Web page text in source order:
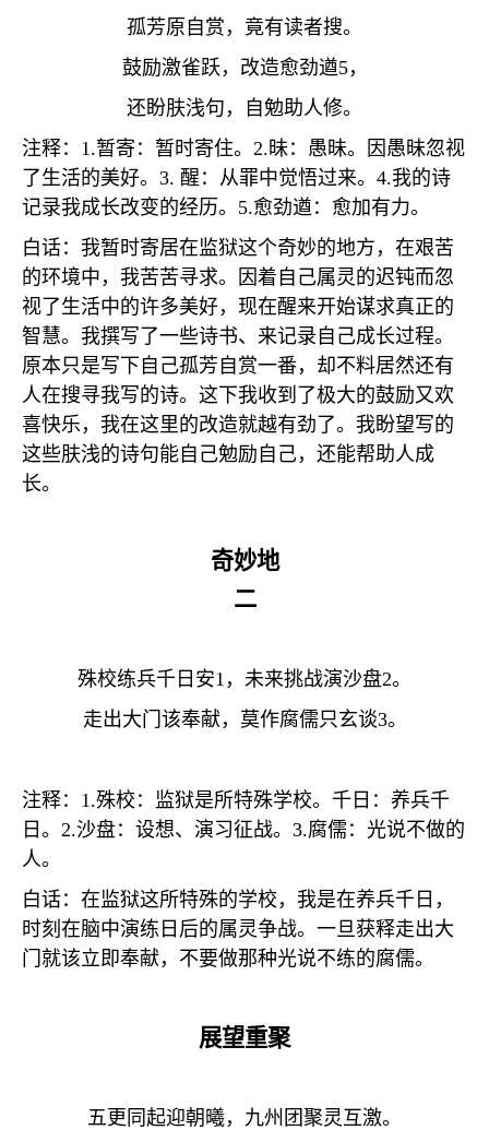
孤芳原自赏，竟有读者搜。
鼓励激雀跃，改造愈劲遒5，
还盼肤浅句，自勉助人修。
注释： 1.暂寄：暂时寄住。 2.昧：愚昧。因愚昧忽视
了生活的美好。 3. 醒：从罪中觉悟过来。 4.我的诗
记录我成长改变的经历。 5.愈劲遒：愈加有力。
白话：我暂时寄居在监狱这个奇妙的地方，在艰苦
的环境中，我苦苦寻求。因着自己属灵的迟钝而忽
视了生活中的许多美好，现在醒来开始谋求真正的
智慧。我撰写了一些诗书、来记录自己成长过程。
原本只是写下自己孤芳自赏一番，却不料居然还有
人在搜寻我写的诗。这下我收到了极大的鼓励又欢
喜快乐，我在这里的改造就越有劲了。我盼望写的
这些肤浅的诗句能自己勉励自己，还能帮助人成
长。
奇妙地
二
殊校练兵千日安1 ，未来挑战演沙盘2。
走出大门该奉献，莫作腐儒只玄谈3。
注释： 1.殊校：监狱是所特殊学校。千日：养兵千
日。 2.沙盘：设想、演习征战。 3.腐儒：光说不做的
人。
白话：在监狱这所特殊的学校，我是在养兵千日，
时刻在脑中演练日后的属灵争战。一旦获释走出大
门就该立即奉献，不要做那种光说不练的腐儒。
展望重聚
五更同起迎朝曦，九州团聚灵互激。